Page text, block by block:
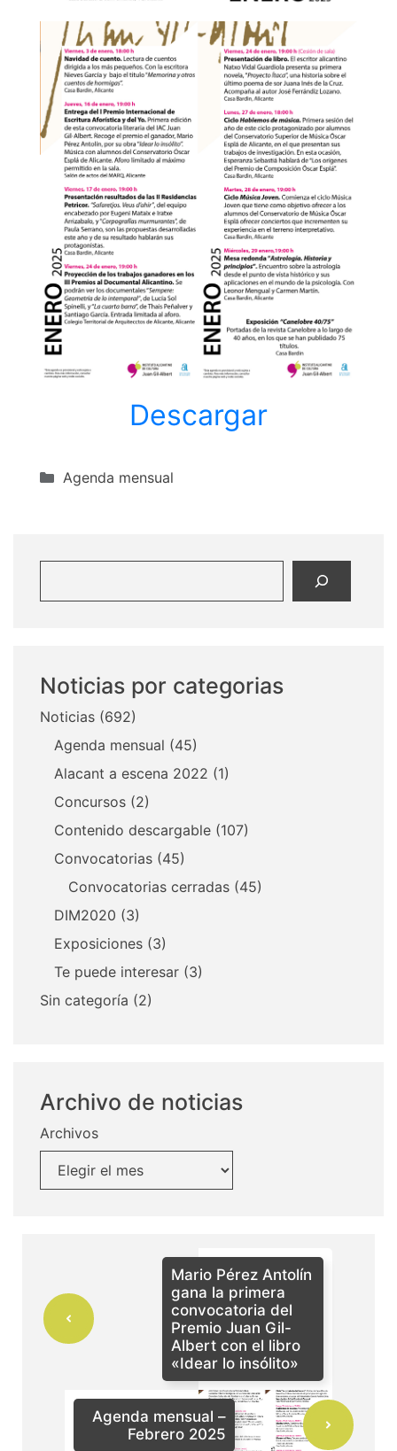
Descargar
Categorías
Agenda mensual
Noticias por categorias
Noticias (692)
Agenda mensual (45)
Alacant a escena 2022 (1)
Concursos (2)
Contenido descargable (107)
Convocatorias (45)
Convocatorias cerradas (45)
DIM2020 (3)
Exposiciones (3)
Te puede interesar (3)
Sin categoría (2)
Archivo de noticias
Archivos
Mario Pérez Antolín
gana la primera
convocatoria del
Premio Juan Gil-
Albert con el libro
«Idear lo insólito»
Agenda mensual –
Febrero 2025